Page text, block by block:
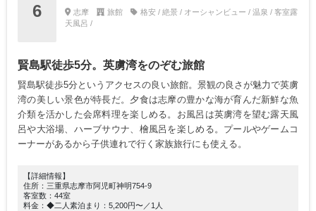
6 志摩 旅館
格安 / 絶景 / オーシャンビュー / 温泉 / 客室露
天風呂 /
賢島駅徒歩5分。英虜湾をのぞむ旅館
賢島駅徒歩5分というアクセスの良い旅館。景観の良さが魅力で英虜
湾の美しい景色が特長だ。夕食は志摩の豊かな海が育んだ新鮮な魚
介類を活かした会席料理を楽しめる。お風呂は英虜湾を望む露天風
呂や大浴場、ハーブサウナ、檜風呂を楽しめる。プールやゲームコ
ーナーがあるから子供連れで行く家族旅行にも使える。
【詳細情報】
住所：三重県志摩市阿児町神明754-9
客室数：44室
料金：◆二人素泊まり：5,200円〜／1人